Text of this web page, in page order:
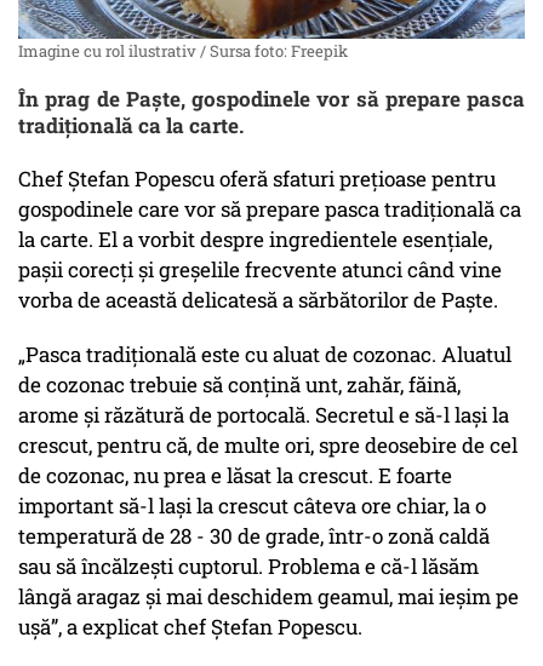
Imagine cu rol ilustrativ / Sursa foto: Freepik
În prag de Paște, gospodinele vor să prepare pasca
tradițională ca la carte.
Chef Ștefan Popescu oferă sfaturi prețioase pentru
gospodinele care vor să prepare pasca tradițională ca
la carte. El a vorbit despre ingredientele esențiale,
pașii corecți și greșelile frecvente atunci când vine
vorba de această delicatesă a sărbătorilor de Paște.
„Pasca tradițională este cu aluat de cozonac. Aluatul
de cozonac trebuie să conțină unt, zahăr, făină,
arome și răzătură de portocală. Secretul e să-l lași la
crescut, pentru că, de multe ori, spre deosebire de cel
de cozonac, nu prea e lăsat la crescut. E foarte
important să-l lași la crescut câteva ore chiar, la o
temperatură de 28 - 30 de grade, într-o zonă caldă
sau să încălzești cuptorul. Problema e că-l lăsăm
lângă aragaz și mai deschidem geamul, mai ieșim pe
ușă”, a explicat chef Ștefan Popescu.